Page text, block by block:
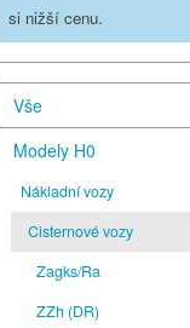
si nižší cenu.
Vše
Modely H0
Nákladní vozy
Cisternové vozy
Zagks/Ra
ZZh (DR)